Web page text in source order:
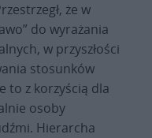
że w
do wyrażania
w przyszłości
stosunków
to z korzyścią dla
osoby
Hierarcha